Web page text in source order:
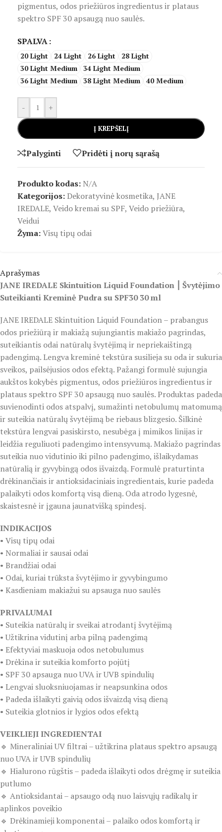
pigmentus, odos priežiūros ingredientus ir plataus
spektro SPF 30 apsaugą nuo saulės.
SPALVA
20 Light 24 Light 26 Light
28 Light
30 Light Medium
34 Light Medium
36 Light Medium
38 Light Medium 40 Medium
- +
Į KREPŠELĮ
Palyginti Pridėti į norų sąrašą
Produkto kodas: N/A
Kategorijos:Dekoratyvinė kosmetika, JANE
IREDALE, Veido kremai su SPF, Veido priežiūra,
Veidui
Žyma:Visų tipų odai
Aprašymas
JANE IREDALE Skintuition Liquid Foundation ⎮ Švytėjimo
Suteikianti Kreminė Pudra su SPF30 30 ml
JANE IREDALE Skintuition Liquid Foundation – prabangus
odos priežiūrą ir makiažą sujungiantis makiažo pagrindas,
suteikiantis odai natūralų švytėjimą ir nepriekaištingą
padengimą. Lengva kreminė tekstūra susilieja su oda ir sukuria
sveikos, pailsėjusios odos efektą. Pažangi formulė sujungia
aukštos kokybės pigmentus, odos priežiūros ingredientus ir
plataus spektro SPF 30 apsaugą nuo saulės. Produktas padeda
suvienodinti odos atspalvį, sumažinti netobulumų matomumą
ir suteikia natūralų švytėjimą be riebaus blizgesio. Šilkinė
tekstūra lengvai pasiskirsto, nesubėga į mimikos linijas ir
leidžia reguliuoti padengimo intensyvumą. Makiažo pagrindas
suteikia nuo vidutinio iki pilno padengimo, išlaikydamas
natūralią ir gyvybingą odos išvaizdą. Formulė praturtinta
drėkinančiais ir antioksidaciniais ingredientais, kurie padeda
palaikyti odos komfortą visą dieną. Oda atrodo lygesnė,
skaistesnė ir įgauna jaunatvišką spindesį.
INDIKACIJOS
• Visų tipų odai
• Normaliai ir sausai odai
• Brandžiai odai
• Odai, kuriai trūksta švytėjimo ir gyvybingumo
• Kasdieniam makiažui su apsauga nuo saulės
PRIVALUMAI
• Suteikia natūralų ir sveikai atrodantį švytėjimą
• Užtikrina vidutinį arba pilną padengimą
• Efektyviai maskuoja odos netobulumus
• Drėkina ir suteikia komforto pojūtį
• SPF 30 apsauga nuo UVA ir UVB spindulių
• Lengvai sluoksniuojamas ir neapsunkina odos
• Padeda išlaikyti gaivią odos išvaizdą visą dieną
• Suteikia glotnios ir lygios odos efektą
VEIKLIEJI INGREDIENTAI
🔹 Mineraliniai UV filtrai – užtikrina plataus spektro apsaugą
nuo UVA ir UVB spindulių
🔹 Hialurono rūgštis – padeda išlaikyti odos drėgmę ir suteikia
putlumo
🔹 Antioksidantai – apsaugo odą nuo laisvųjų radikalų ir
aplinkos poveikio
🔹 Drėkinamieji komponentai – palaiko odos komfortą ir